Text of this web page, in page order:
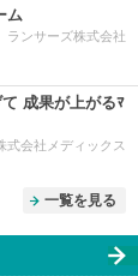
ム
ランサーズ株式会社
成果が上がるﾏ
式会社メディックス
一覧を見る